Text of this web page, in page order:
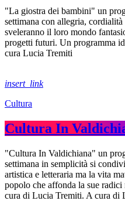
"La giostra dei bambini" un
settimana con allegria,
sveleranno il loro mondo
progetti futuri. Un programma
cura Lucia Tremiti
insert_link
Cultura
Cultura In
"Cultura In Valdichiana" un
settimana in semplicità si
artistica e letteraria ma la vita
popolo che affonda la sue
cura di Lucia Tremiti. A cura di